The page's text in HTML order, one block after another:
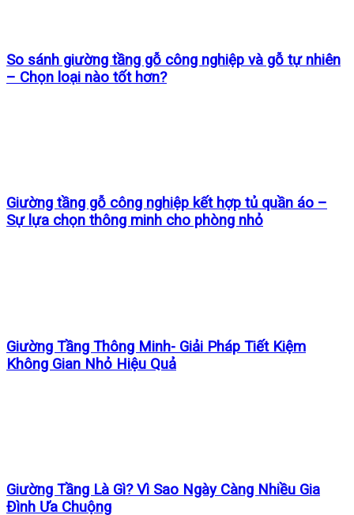
So sánh giường tầng gỗ công nghiệp và gỗ tự nhiên
– Chọn loại nào tốt hơn?
Giường tầng gỗ công nghiệp kết hợp tủ quần áo –
Sự lựa chọn thông minh cho phòng nhỏ
Giường Tầng Thông Minh- Giải Pháp Tiết Kiệm
Không Gian Nhỏ Hiệu Quả
Giường Tầng Là Gì? Vì Sao Ngày Càng Nhiều Gia
Đình Ưa Chuộng